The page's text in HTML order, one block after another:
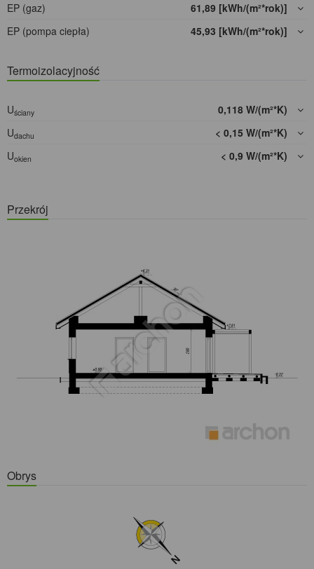
EP (gaz)
61,89 [kWh/(m²*rok)]
EP (pompa ciepła)
45,93 [kWh/(m²*rok)]
Termoizolacyjność
Uściany
0,118 W/(m²*K)
Udachu
< 0,15 W/(m²*K)
Uokien < 0,9 W/(m²*K)
Przekrój
Obrys